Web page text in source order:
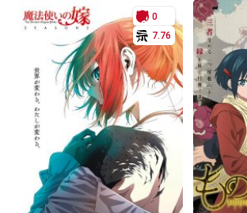
0
7.76